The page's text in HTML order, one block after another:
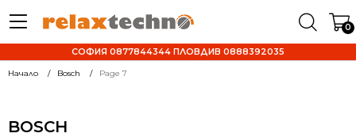
0
СОФИЯ 0877844344 ПЛОВДИВ 0888392035
Начало Bosch Page 7
BOSCH